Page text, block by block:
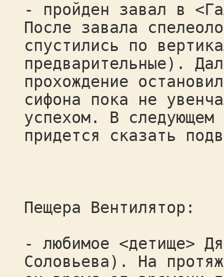
- пройден завал в
После завала
спустились по
предварительные).
прохождение
сифона пока не
успехом. В следующем
придется сказать
Пещера Вентилятор:
- любимое <детище>
Соловьева). На